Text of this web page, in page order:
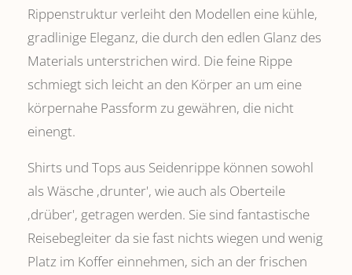
Rippenstruktur verleiht den Modellen eine kühle,
gradlinige Eleganz, die durch den edlen Glanz des
Materials unterstrichen wird. Die feine Rippe
schmiegt sich leicht an den Körper an um eine
körpernahe Passform zu gewähren, die nicht
einengt.
Shirts und Tops aus Seidenrippe können sowohl
als Wäsche ,drunter', wie auch als Oberteile
‚drüber', getragen werden. Sie sind fantastische
Reisebegleiter da sie fast nichts wiegen und wenig
Platz im Koffer einnehmen, sich an der frischen